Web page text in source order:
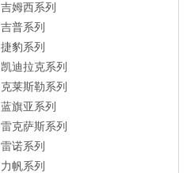
吉姆西系列
吉普系列
捷豹系列
凯迪拉克系列
克莱斯勒系列
蓝旗亚系列
雷克萨斯系列
雷诺系列
力帆系列